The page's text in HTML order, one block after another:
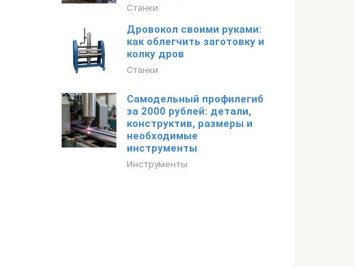
Станки
Дровокол своими руками:
как облегчить заготовку и
колку дров
Станки
Самодельный профилегиб
за 2000 рублей: детали,
конструктив, размеры и
необходимые
инструменты
Инструменты